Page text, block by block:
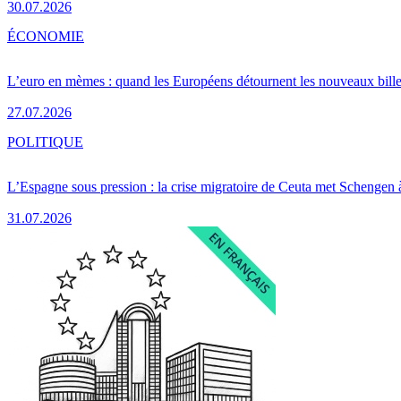
30.07.2026
L’euro en mèmes : quand les Européens détournent les nouveaux
27.07.2026
ÉCONOMIE
L’Espagne sous pression : la crise migratoire de Ceuta met Schengen
31.07.2026
POLITIQUE